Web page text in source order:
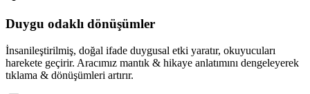
Duygu odaklı dönüşümler
İnsanileştirilmiş, doğal ifade duygusal etki yaratır, okuyucuları
harekete geçirir. Aracımız mantık & hikaye anlatımını dengeleyerek
tıklama & dönüşümleri artırır.